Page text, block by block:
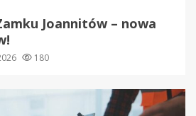
Joannitów – nowa
180